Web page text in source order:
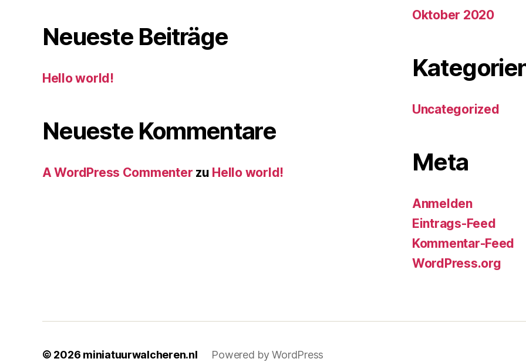
Neueste Beiträge
Hello world!
Neueste Kommentare
A WordPress Commenter zu Hello world!
Oktober 2020
Uncategorized
Meta
Anmelden
Eintrags-Feed
Kommentar-Feed
WordPress.org
© 2026 miniatuurwalcheren.nl Powered by WordPress